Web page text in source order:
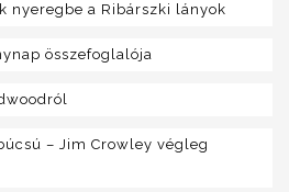
nyeregbe a Ribárszki lányok
összefoglalója
– Jim Crowley végleg